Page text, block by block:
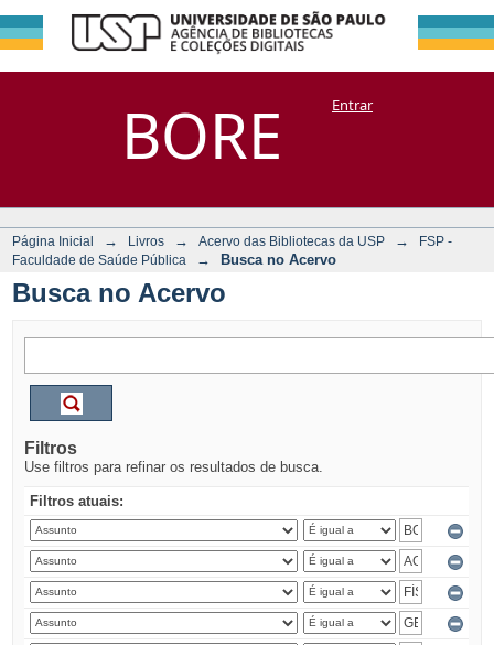
BORE
Busca no Acervo
DSpace/Manakin + CoriscoEntrar
Página Inicial → Livros → Acervo das Bibliotecas da USP →
FSP -
Faculdade de Saúde Pública
→ Busca no Acervo
Busca no Acervo
Filtros
Use filtros para refinar os resultados de busca.
Filtros atuais: